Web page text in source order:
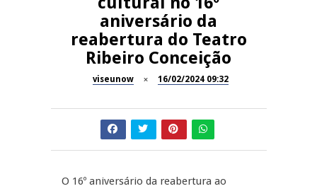
Dia do Foral em São João da
Pesqueira
Sernancelhe
Festas do Concelho de Penalva
do Castelo
11º Encontro Gastronómico
aniversário da
reabertura do Teatro
Ribeiro Conceição
viseunow 16/02/2024 09:32
O 16º aniversário da reabertura ao